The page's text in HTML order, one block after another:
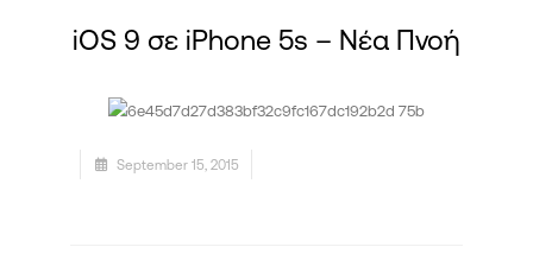
iOS 9 σε iPhone 5s – Νέα Πνοή
September 15, 2015